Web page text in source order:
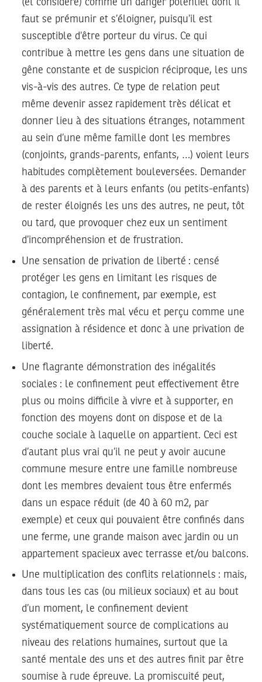
(et considéré) comme un danger potentiel dont il
faut se prémunir et s’éloigner, puisqu’il est
susceptible d’être porteur du virus. Ce qui
contribue à mettre les gens dans une situation de
gêne constante et de suspicion réciproque, les uns
vis-à-vis des autres. Ce type de relation peut
même devenir assez rapidement très délicat et
donner lieu à des situations étranges, notamment
au sein d’une même famille dont les membres
(conjoints, grands-parents, enfants, …) voient leurs
habitudes complètement bouleversées. Demander
à des parents et à leurs enfants (ou petits-enfants)
de rester éloignés les uns des autres, ne peut, tôt
ou tard, que provoquer chez eux un sentiment
d’incompréhension et de frustration.
Une sensation de privation de liberté : censé
protéger les gens en limitant les risques de
contagion, le confinement, par exemple, est
généralement très mal vécu et perçu comme une
assignation à résidence et donc à une privation de
liberté.
Une flagrante démonstration des inégalités
sociales : le confinement peut effectivement être
plus ou moins difficile à vivre et à supporter, en
fonction des moyens dont on dispose et de la
couche sociale à laquelle on appartient. Ceci est
d’autant plus vrai qu’il ne peut y avoir aucune
commune mesure entre une famille nombreuse
dont les membres devaient tous être enfermés
dans un espace réduit (de 40 à 60 m2, par
exemple) et ceux qui pouvaient être confinés dans
une ferme, une grande maison avec jardin ou un
appartement spacieux avec terrasse et/ou balcons.
Une multiplication des conflits relationnels : mais,
dans tous les cas (ou milieux sociaux) et au bout
d’un moment, le confinement devient
systématiquement source de complications au
niveau des relations humaines, surtout que la
santé mentale des uns et des autres finit par être
soumise à rude épreuve. La promiscuité peut,